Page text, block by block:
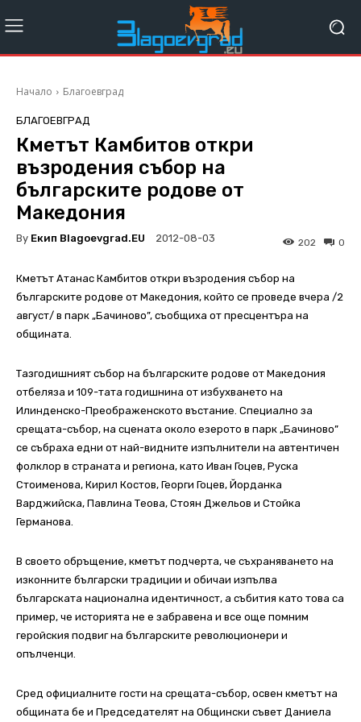
Начало Благоевград
БЛАГОЕВГРАД
Кметът Камбитов откри
възродения събор на
българските родове от
Македония
By Екип Blagoevgrad.EU 2012-08-03 0
202
Кметът Атанас Камбитов откри възродения събор на
българските родове от Македония, който се проведе вчера /2
август/ в парк „Бачиново”, съобщиха от пресцентъра на
общината.
Тазгодишният събор на българските родове от Македония
отбеляза и 109-тата годишнина от избухването на
Илинденско-Преображенското въстание. Специално за
срещата-събор, на сцената около езерото в парк „Бачиново”
се събраха едни от най-видните изпълнители на автентичен
фолклор в страната и региона, като Иван Гоцев, Руска
Стоименова, Кирил Костов, Георги Гоцев, Йорданка
Варджийска, Павлина Теова, Стоян Джельов и Стойка
Германова.
В своето обръщение, кметът подчерта, че съхраняването на
изконните български традиции и обичаи изпълва
българската национална идентичност, а събития като това са
пример, че историята не е забравена и все още помним
геройския подвиг на българските революционери и
опълченци.
Сред официалните гости на срещата-събор, освен кметът на
общината бе и Председателят на Общински съвет Даниела